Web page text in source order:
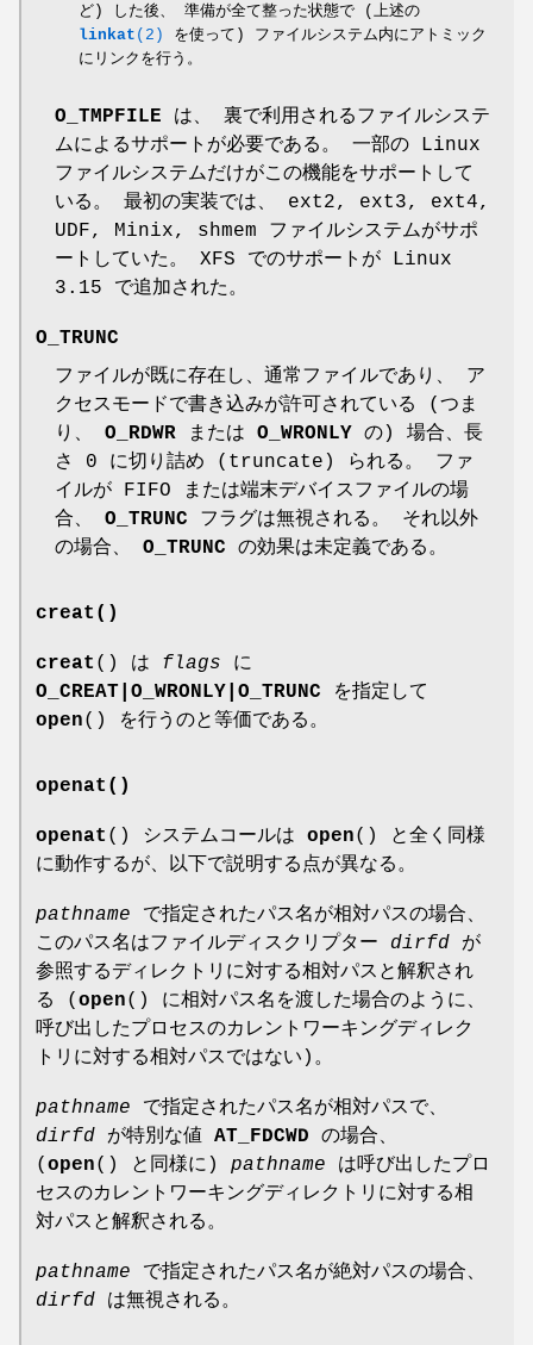
ど) した後、 準備が全て整った状態で (上述の
linkat (2)
を使って) ファイルシステム内にアトミック
にリンクを行う。
O_TMPFILE は、 裏で利用されるファイルシステ
ムによるサポートが必要である。 一部の Linux
ファイルシステムだけがこの機能をサポートして
いる。 最初の実装では、 ext2, ext3, ext4,
UDF, Minix, shmem ファイルシステムがサポ
ートしていた。 XFS でのサポートが Linux
3.15 で追加された。
O_TRUNC
ファイルが既に存在し、通常ファイルであり、 ア
クセスモードで書き込みが許可されている (つま
り、 O_RDWR または O_WRONLY の) 場合、長
さ 0 に切り詰め (truncate) られる。 ファ
イルが FIFO または端末デバイスファイルの場
合、 O_TRUNC フラグは無視される。 それ以外
の場合、 O_TRUNC の効果は未定義である。
creat()
creat () は flags に
O_CREAT|O_WRONLY|O_TRUNC を指定して
open() を行うのと等価である。
openat()
openat () システムコールは open() と全く同様
に動作するが、以下で説明する点が異なる。
pathname で指定されたパス名が相対パスの場合、
このパス名はファイルディスクリプター dirfd が
参照するディレクトリに対する相対パスと解釈され
る ( open() に相対パス名を渡した場合のように、
呼び出したプロセスのカレントワーキングディレク
トリに対する相対パスではない)。
pathname で指定されたパス名が相対パスで、
dirfd が特別な値 AT_FDCWD の場合、
( open() と同様に) pathname は呼び出したプロ
セスのカレントワーキングディレクトリに対する相
対パスと解釈される。
pathname で指定されたパス名が絶対パスの場合、
dirfd は無視される。